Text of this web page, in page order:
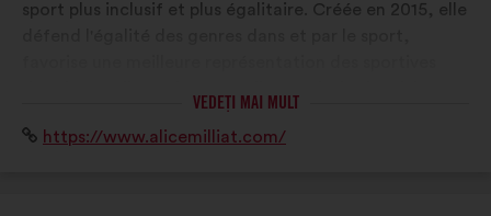
sport plus inclusif et plus égalitaire. Créée en 2015, elle
lutte contre toute forme de violence sexiste, sexuelle
et discriminatoire sur tous les terrains de sport.
VEDEȚI MAI MULT
Sitehttps://www.alicemilliat.com/